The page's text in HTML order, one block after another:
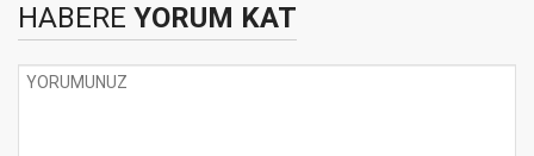
HABERE YORUM KAT